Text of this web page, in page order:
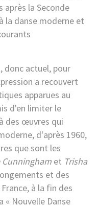
après la Seconde
la danse moderne et
donc actuel, pour
a recouvert
apparues au
d'en limiter le
des œuvres qui
d'après 1960,
que sont les
Cunningham et Trisha
et des
à la fin des
« Nouvelle Danse